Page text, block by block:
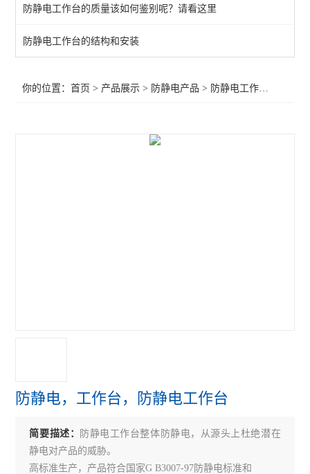
防静电工作台
防静电椅子
防静电工作台的质量该如何鉴别呢？请看这里
防静电工作台的结构和安装
你的位置：首页 > 产品展示 > 防静电产品 > 防静电工作台
防静电，工作台，防静电工作台
简要描述：
防静电工作台整体防静电，从源头上杜绝潜在
静电对产品的威胁。
高标准生产，产品符合国家G B3007-97防静电标准和